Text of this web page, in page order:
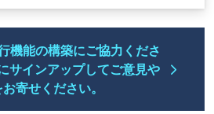
機能の構築にご協力くださ
サインアップしてご意見や
寄せください。